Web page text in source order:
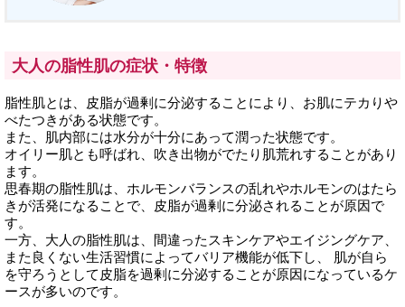
大人の脂性肌の症状・特徴
脂性肌とは、皮脂が過剰に分泌することにより、お肌にテカりや
べたつきがある状態です。
また、肌内部には水分が十分にあって潤った状態です。
オイリー肌とも呼ばれ、吹き出物がでたり肌荒れすることがあり
ます。
思春期の脂性肌は、ホルモンバランスの乱れやホルモンのはたら
きが活発になることで、皮脂が過剰に分泌されることが原因で
す。
一方、大人の脂性肌は、間違ったスキンケアやエイジングケア、
また良くない生活習慣によってバリア機能が低下し、 肌が自ら
を守ろうとして皮脂を過剰に分泌することが原因になっているケ
ースが多いのです。